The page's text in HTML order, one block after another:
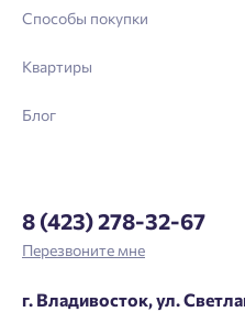
Способы покупки
Квартиры
Блог
8 (423) 278-32-67
Перезвоните мне
г. Владивосток, ул.